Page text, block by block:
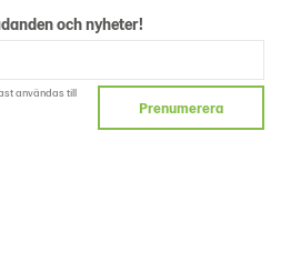
och nyheter!
användas till
Prenumerera